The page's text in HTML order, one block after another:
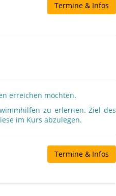
Termine & Infos
erreichen möchten.
zu erlernen. Ziel des
im Kurs abzulegen.
Termine & Infos